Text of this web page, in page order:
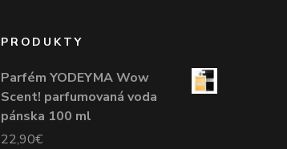
PRODUKTY
Parfém YODEYMA Wow
Scent! parfumovaná voda
pánska 100 ml
22,90€